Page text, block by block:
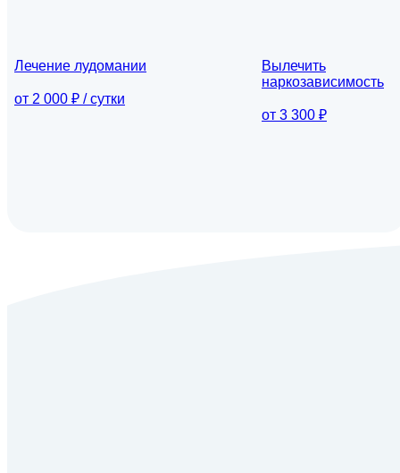
Лечение лудомании
от 2 000 ₽ / сутки
Вылечить
наркозависимость
от 3 300 ₽